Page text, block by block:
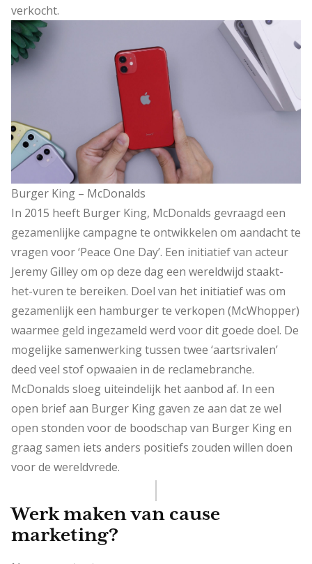
verkocht.
Burger King – McDonalds
In 2015 heeft Burger King, McDonalds gevraagd een
gezamenlijke campagne te ontwikkelen om aandacht te
vragen voor ‘Peace One Day’. Een initiatief van acteur
Jeremy Gilley om op deze dag een wereldwijd staakt-
het-vuren te bereiken. Doel van het initiatief was om
gezamenlijk een hamburger te verkopen (McWhopper)
waarmee geld ingezameld werd voor dit goede doel. De
mogelijke samenwerking tussen twee ‘aartsrivalen’
deed veel stof opwaaien in de reclamebranche.
McDonalds sloeg uiteindelijk het aanbod af. In een
open brief aan Burger King gaven ze aan dat ze wel
open stonden voor de boodschap van Burger King en
graag samen iets anders positiefs zouden willen doen
voor de wereldvrede.
Werk maken van cause
marketing?